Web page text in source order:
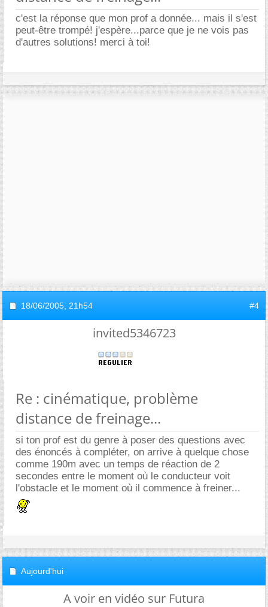
c'est la réponse que mon prof a donnée... mais il s'est
peut-être trompé! j'espère...parce que je ne vois pas
d'autres solutions! merci à toi!
18/06/2005, 21h54 #4
invited5346723
Re : cinématique, problème
distance de freinage...
si ton prof est du genre à poser des questions avec
des énoncés à compléter, on arrive à quelque chose
comme 190m avec un temps de réaction de 2
secondes entre le moment où le conducteur voit
l'obstacle et le moment où il commence à freiner...
Aujourd'hui
A voir en vidéo sur Futura